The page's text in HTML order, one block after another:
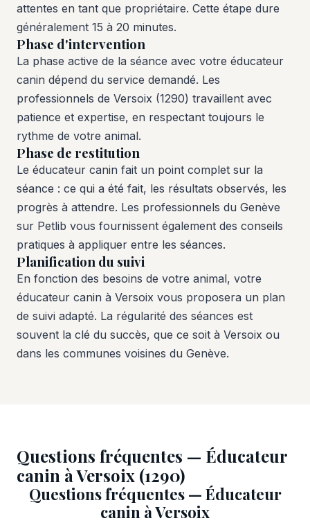
attentes en tant que propriétaire. Cette étape dure
généralement 15 à 20 minutes.
Phase d'intervention
La phase active de la séance avec votre éducateur
canin dépend du service demandé. Les
professionnels de Versoix (1290) travaillent avec
patience et expertise, en respectant toujours le
rythme de votre animal.
Phase de restitution
Le éducateur canin fait un point complet sur la
séance : ce qui a été fait, les résultats observés, les
progrès à attendre. Les professionnels du Genève
sur Petlib vous fournissent également des conseils
pratiques à appliquer entre les séances.
Planification du suivi
En fonction des besoins de votre animal, votre
éducateur canin à Versoix vous proposera un plan
de suivi adapté. La régularité des séances est
souvent la clé du succès, que ce soit à Versoix ou
dans les communes voisines du Genève.
Questions fréquentes — Éducateur
canin à Versoix (1290)
Questions fréquentes — Éducateur
canin à Versoix